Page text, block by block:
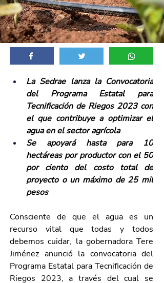
La Sedrae lanza la Convocatoria
del Programa Estatal para
Tecnificación de Riegos 2023 con
el que contribuye a optimizar el
agua en el sector agrícola
Se apoyará hasta para 10
hectáreas por productor con el 50
por ciento del costo total de
proyecto o un máximo de 25 mil
pesos
Consciente de que el agua es un
recurso vital que todas y todos
debemos cuidar, la gobernadora Tere
Jiménez anunció la convocatoria del
Programa Estatal para Tecnificación de
Riegos 2023, a través del cual se